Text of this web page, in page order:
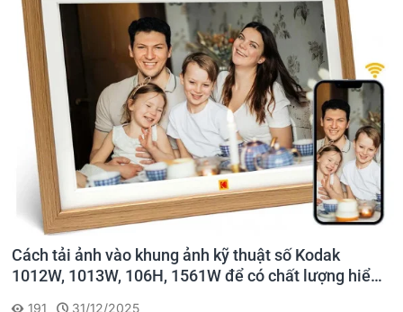
Cách tải ảnh vào khung ảnh kỹ thuật số Kodak
1012W, 1013W, 106H, 1561W để có chất lượng hiển
191
31/12/2025